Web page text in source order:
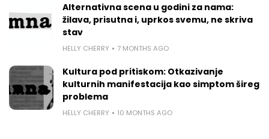
Alternativna scena u godini za nama:
žilava, prisutna i, uprkos svemu, ne skriva
stav
HELLY CHERRY 7 MONTHS AGO
Kultura pod pritiskom: Otkazivanje
kulturnih manifestacija kao simptom šireg
problema
HELLY CHERRY 10 MONTHS AGO